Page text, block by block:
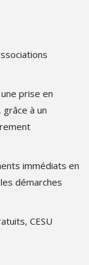
prise en
grâce à un
immédiats en
démarches
CESU